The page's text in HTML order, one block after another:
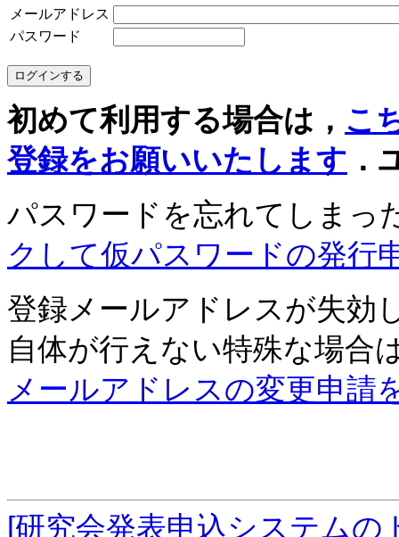
メールアドレス
パスワード
初めて利用する場合は， こ
登録をお願いいたします ．
パスワードを忘れてしまっ
クして仮パスワードの発行
登録メールアドレスが失効
自体が行えない特殊な場合
メールアドレスの変更申請
[研究会発表申込システム